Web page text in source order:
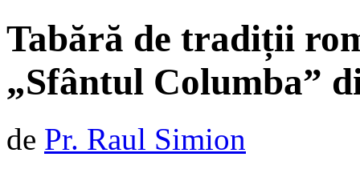
Tabără de tradiții
„Sfântul Columba”
de Pr. Raul Simion